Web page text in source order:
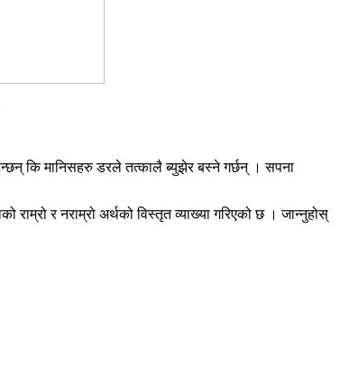
कि मानिसहरु डरले तत्कालै ब्युझेर बस्ने गर्छन् । सपना
र नराम्रो अर्थको विस्तृत व्याख्या गरिएको छ । जान्नुहोस्